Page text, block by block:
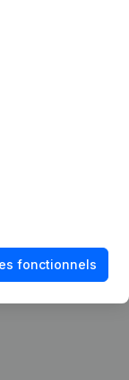
fonctionnels